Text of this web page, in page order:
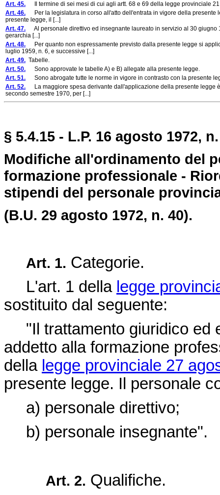
Art. 45. Il termine di sei mesi di cui agli artt. 68 e 69 della legge provinciale
Art. 46. Per la legislatura in corso all'atto dell'entrata in vigore della presente
presente legge, il [...]
Art. 47. Al personale direttivo ed insegnante laureato in servizio al 30 giugno
gerarchia [...]
Art. 48. Per quanto non espressamente previsto dalla presente legge si
luglio 1959, n. 6, e successive [...]
Art. 49. Tabelle.
Art. 50. Sono approvate le tabelle A) e B) allegate alla presente legge.
Art. 51. Sono abrogate tutte le norme in vigore in contrasto con la presente
Art. 52. La maggiore spesa derivante dall'applicazione della presente legge
secondo semestre 1970, per [...]
§ 5.4.15 - L.P. 16 agosto 1972,
Modifiche all'ordinamento del
formazione professionale -
stipendi del personale
(B.U. 29 agosto 1972, n. 40).
Art. 1. Categorie.
L'art. 1 della legge
sostituito dal seguente:
"Il trattamento giuridico ed
addetto alla formazione
della legge provinciale 27
presente legge. Il personale
a) personale direttivo;
b) personale insegnante".
Art. 2. Qualifiche.